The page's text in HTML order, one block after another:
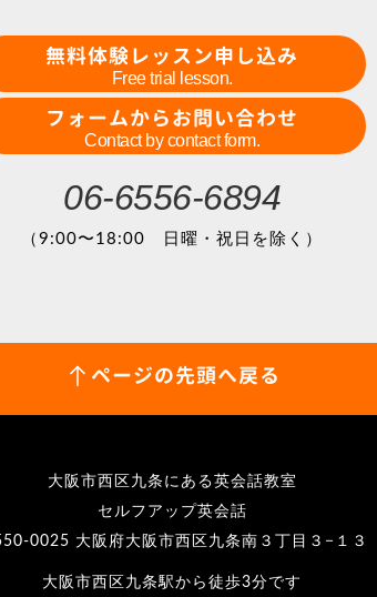
無料体験レッスン申し込み
Free trial lesson.
フォームからお問い合わせ
Contact by contact form.
06-6556-6894
（9:00〜18:00 日曜・祝日を除く）
ページの先頭へ戻る
大阪市西区九条にある英会話教室
セルフアップ英会話
0025 大阪府大阪市西区九条南３丁目３−１３
大阪市西区九条駅から徒歩3分です